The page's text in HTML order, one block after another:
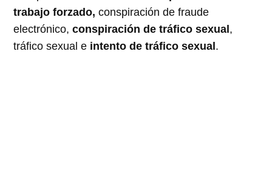
trabajo forzado, conspiración de fraude
electrónico,conspiración de tráfico sexual ,
tráfico sexual e intento de tráfico sexual .